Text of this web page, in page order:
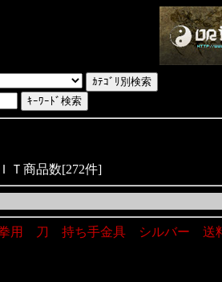
Ｔ商品数[272件]
拳用 刀 持ち手金具 シルバー 送